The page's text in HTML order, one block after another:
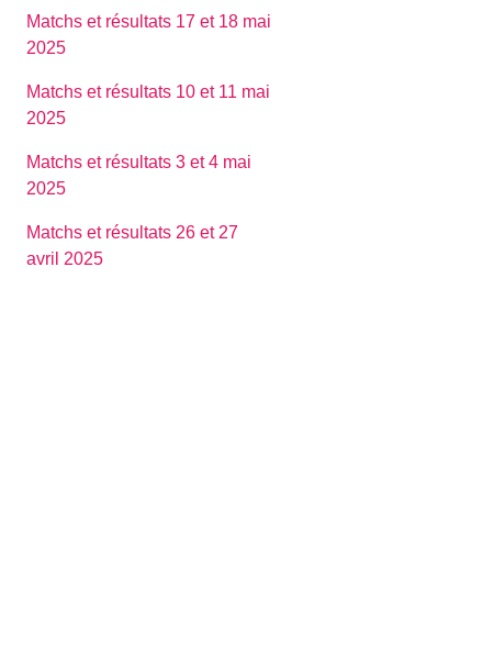
Matchs et résultats 17 et 18 mai
2025
Matchs et résultats 10 et 11 mai
2025
Matchs et résultats 3 et 4 mai
2025
Matchs et résultats 26 et 27
avril 2025